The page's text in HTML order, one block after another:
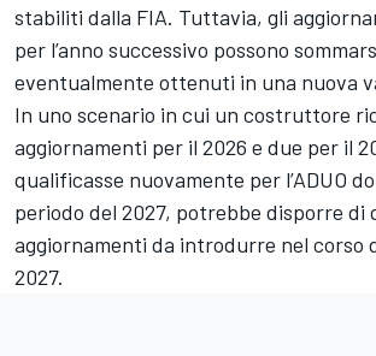
stabiliti dalla FIA. Tuttavia, gli
per l’anno successivo possono
eventualmente ottenuti in una nuova
In uno scenario in cui un costruttore
aggiornamenti per il 2026 e due per il
qualificasse nuovamente per l’ADUO
periodo del 2027, potrebbe disporre di
aggiornamenti da introdurre nel corso
2027.